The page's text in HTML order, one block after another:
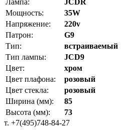
Мощность:
35W
Напряжение:
220v
Патрон:
G9
Тип:
встраиваемый
Тип лампы:
JCD9
Цвет:
хром
Цвет плафона:
розовый
Цвет стекла:
розовый
Ширина (мм):
85
Высота (мм):
73
т. +7(495)748-84-27